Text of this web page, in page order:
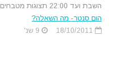
השבת ועד 22:00 תצוגות מטבחים
הום סנטר- מה השאלה?